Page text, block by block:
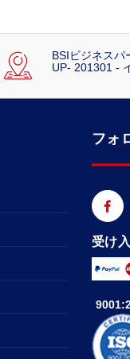
BSIビジネスパ
UP- 201301 -
フォ
受け